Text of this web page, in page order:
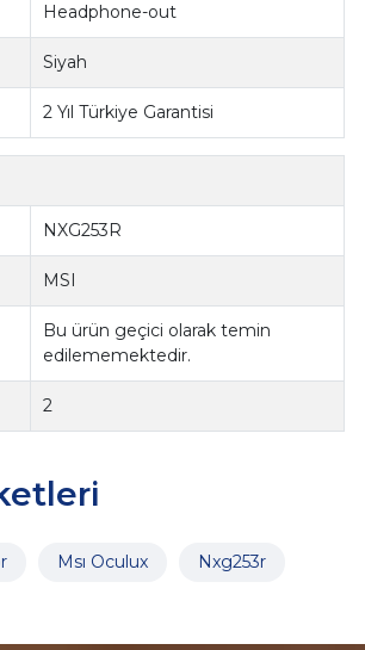
Headphone-out
Siyah
2 Yıl Türkiye Garantisi
NXG253R
MSI
Bu ürün geçici olarak temin
edilememektedir.
2
Msı Oculux Nxg253r